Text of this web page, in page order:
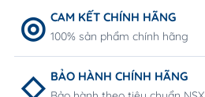
CAM KẾT CHÍNH HÃNG
100% sản phẩm chính hãng
BẢO HÀNH CHÍNH HÃNG